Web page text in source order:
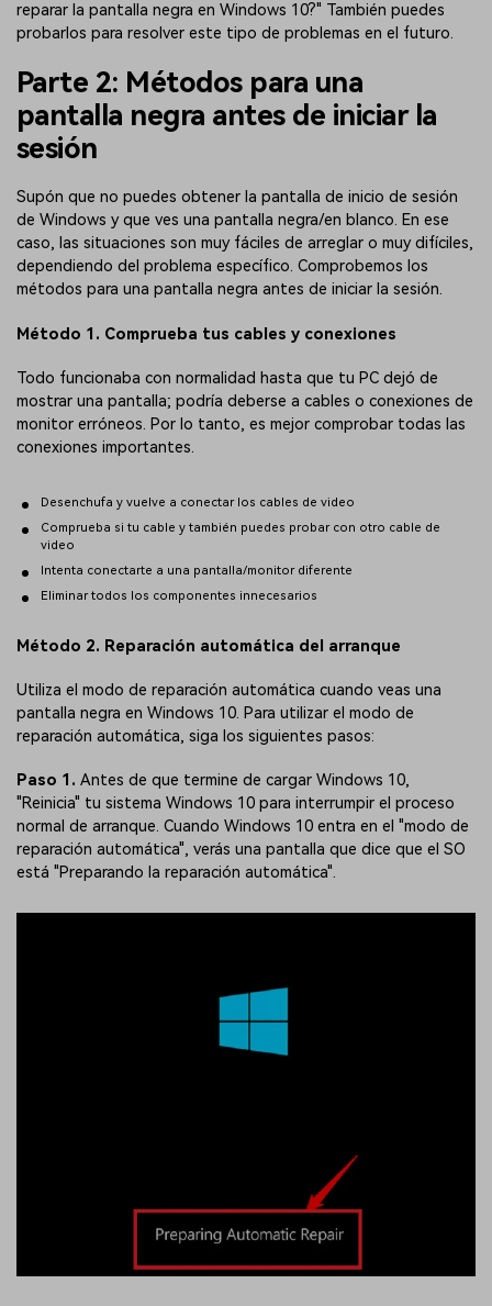
reparar la pantalla negra en Windows 10?" También puedes
probarlos para resolver este tipo de problemas en el futuro.
Parte 2: Métodos para una
pantalla negra antes de iniciar la
sesión
Supón que no puedes obtener la pantalla de inicio de sesión
de Windows y que ves una pantalla negra/en blanco. En ese
caso, las situaciones son muy fáciles de arreglar o muy difíciles,
dependiendo del problema específico. Comprobemos los
métodos para una pantalla negra antes de iniciar la sesión.
Método 1. Comprueba tus cables y conexiones
Todo funcionaba con normalidad hasta que tu PC dejó de
mostrar una pantalla; podría deberse a cables o conexiones de
monitor erróneos. Por lo tanto, es mejor comprobar todas las
conexiones importantes.
Desenchufa y vuelve a conectar los cables de video
Comprueba si tu cable y también puedes probar con otro cable de
video
Intenta conectarte a una pantalla/monitor diferente
Eliminar todos los componentes innecesarios
Método 2. Reparación automática del arranque
Utiliza el modo de reparación automática cuando veas una
pantalla negra en Windows 10. Para utilizar el modo de
reparación automática, siga los siguientes pasos:
Paso 1. Antes de que termine de cargar Windows 10,
"Reinicia" tu sistema Windows 10 para interrumpir el proceso
normal de arranque. Cuando Windows 10 entra en el "modo de
reparación automática", verás una pantalla que dice que el SO
está "Preparando la reparación automática".